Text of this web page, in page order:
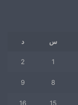
س د
1
2
8
9
15
16